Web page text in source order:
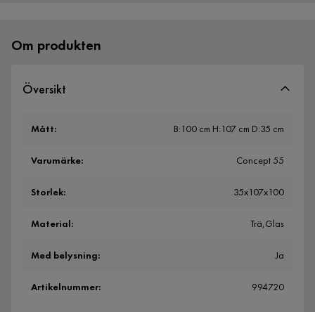
Om produkten
Översikt
Mått: B:100 cm H:107 cm D:35 cm
Varumärke: Concept 55
Storlek: 35x107x100
Material: Trä,Glas
Med belysning: Ja
Artikelnummer: 994720